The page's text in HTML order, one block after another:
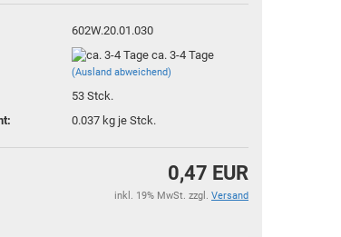
602W.20.01.030
ca. 3-4 Tage
(Ausland abweichend)
53 Stck.
0.037 kg je Stck.
0,47 EUR
inkl. 19% MwSt. zzgl. Versand